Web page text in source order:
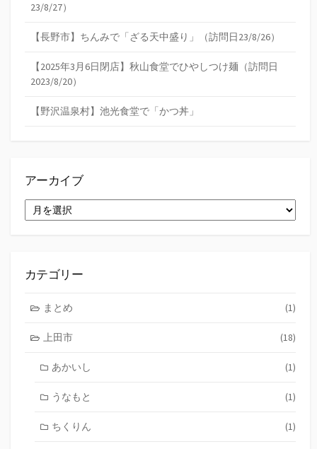
23/8/27）
【長野市】ちんみで「ざる天中盛り」（訪問日23/8/26）
【2025年3月6日閉店】秋山食堂でひやしつけ麺（訪問日
2023/8/20）
【野沢温泉村】池光食堂で「かつ丼」
アーカイブ
ー
カテゴリー
まとめ (1)
上田市 (18)
あかいし (1)
うなもと (1)
ちくりん (1)